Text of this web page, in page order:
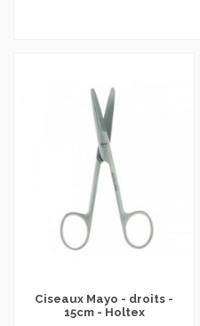
Ciseaux Mayo - droits -
15cm - Holtex